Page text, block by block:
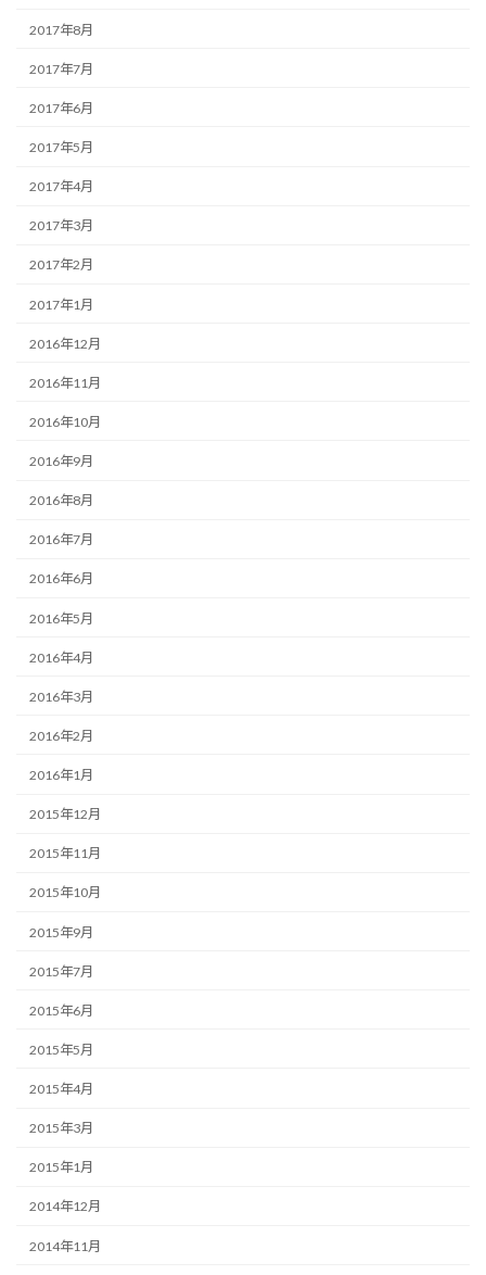
2017年8月
2017年7月
2017年6月
2017年5月
2017年4月
2017年3月
2017年2月
2017年1月
2016年12月
2016年11月
2016年10月
2016年9月
2016年8月
2016年7月
2016年6月
2016年5月
2016年4月
2016年3月
2016年2月
2016年1月
2015年12月
2015年11月
2015年10月
2015年9月
2015年7月
2015年6月
2015年5月
2015年4月
2015年3月
2015年1月
2014年12月
2014年11月